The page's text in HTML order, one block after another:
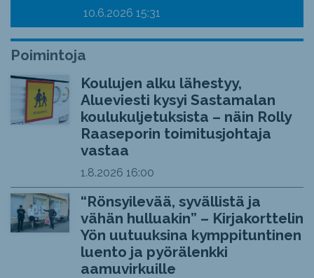
10.6.2026 15:31
Poimintoja
Koulujen alku lähestyy,
Alueviesti kysyi Sastamalan
koulukuljetuksista – näin Rolly
Raaseporin toimitusjohtaja
vastaa
1.8.2026 16:00
“Rönsyilevää, syvällistä ja
vähän hulluakin” – Kirjakorttelin
Yön uutuuksina kymppituntinen
luento ja pyörälenkki
aamuvirkuille